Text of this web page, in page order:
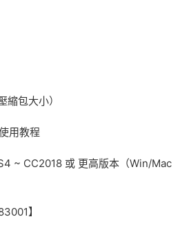
縮包大小）
用教程
~ CC2018 或 更高版本（Win/Mac
】